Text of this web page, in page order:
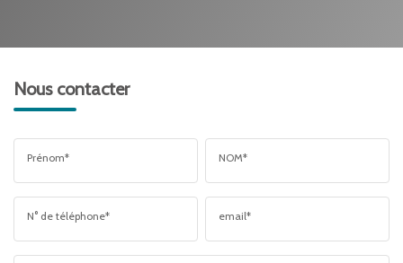
Nous contacter
Prénom* NOM*
N° de téléphone* email*